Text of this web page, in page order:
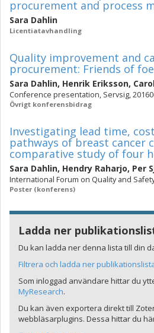
procurement and process
Sara Dahlin
Licentiatavhandling
Quality improvement and
procurement: Friends of
Sara Dahlin, Henrik Eriksson,
Conference presentation, Servsig,
Övrigt konferensbidrag
Investigating lead time,
pathways of breast cancer
comparative study of four
Sara Dahlin, Hendry Raharjo, Per
International Forum on Quality and
Poster (konferens)
Ladda ner
Du kan ladda ner denna lista till din
Filtrera och ladda ner
Som inloggad användare hittar du
MyResearch.
Du kan även exportera direkt till
webbläsarplugins. Dessa hittar du